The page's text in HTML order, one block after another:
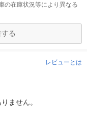
の在庫状況等により異なる
る
レビューとは
ません。